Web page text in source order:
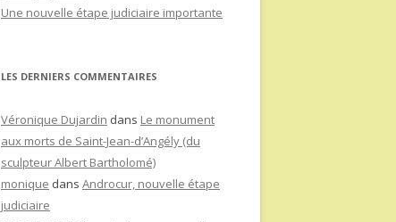
Une nouvelle étape judiciaire importante
LES DERNIERS COMMENTAIRES
Véronique Dujardin dans Le monument
aux morts de Saint-Jean-d’Angély (du
sculpteur Albert Bartholomé)
monique dans Androcur, nouvelle étape
judiciaire